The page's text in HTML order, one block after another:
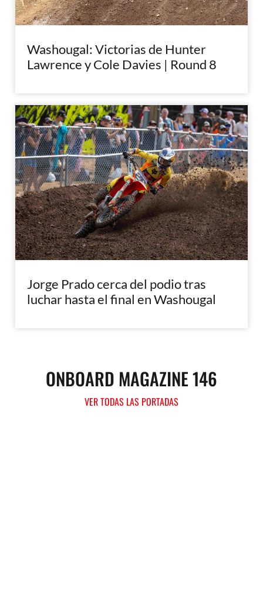
Washougal: Victorias de Hunter
Lawrence y Cole Davies | Round 8
Jorge Prado cerca del podio tras
luchar hasta el final en Washougal
ONBOARD MAGAZINE 146
VER TODAS LAS PORTADAS